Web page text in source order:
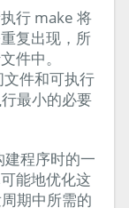
行 make 将
复出现，所
件中。
件和可执行
最小的必要
程序时的一
能地优化这
期中所需的